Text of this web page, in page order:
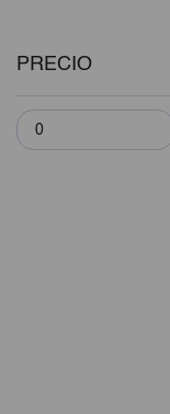
PRECIO